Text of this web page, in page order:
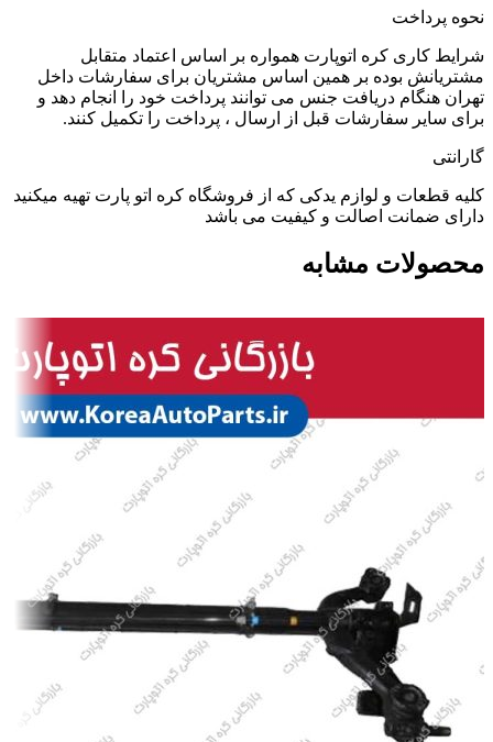
نحوه پرداخت
شرایط کاری کره اتوپارت همواره بر اساس اعتماد متقابل
مشتریانش بوده بر همین اساس مشتریان برای سفارشات داخل
تهران هنگام دریافت جنس می توانند پرداخت خود را انجام دهد و
برای سایر سفارشات قبل از ارسال ، پرداخت را تکمیل کنند.
گارانتی
کلیه قطعات و لوازم یدکی که از فروشگاه کره اتو پارت تهیه میکنید
دارای ضمانت اصالت و کیفیت می باشد
محصولات مشابه